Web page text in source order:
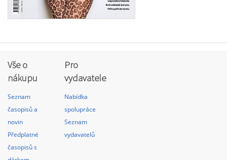
Vše o
nákupu
Seznam
časopisů a
novin
Předplatné
časopisů s
Pro
vydavatele
Nabídka
spolupráce
Seznam
vydavatelů